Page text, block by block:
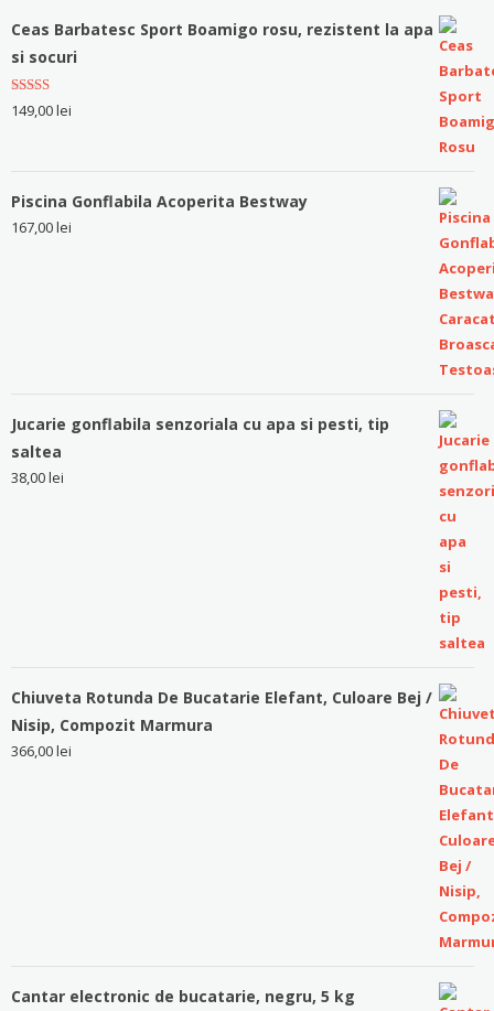
Ceas Barbatesc Sport Boamigo rosu, rezistent la apa
si socuri
Evaluat la
5.00stele
149,00lei
Piscina Gonflabila Acoperita Bestway
167,00lei
Jucarie gonflabila senzoriala cu apa si pesti, tip
saltea
38,00lei
Chiuveta Rotunda De Bucatarie Elefant, Culoare Bej /
Nisip, Compozit Marmura
366,00lei
Cantar electronic de bucatarie, negru, 5 kg